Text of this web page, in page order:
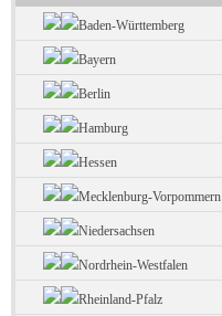
Baden-Württemberg
Bayern
Berlin
Hamburg
Hessen
Mecklenburg-Vorpommern
Niedersachsen
Nordrhein-Westfalen
Rheinland-Pfalz